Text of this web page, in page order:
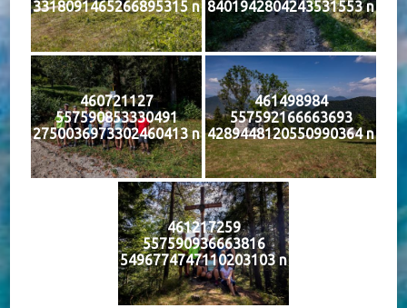
3318091465266895315 n 8401942804243531553 n
460721127
557590853330491
2750036973302460413 n
461498984
557592166663693
4289448120550990364 n
461217259
557590936663816
5496774747110203103 n